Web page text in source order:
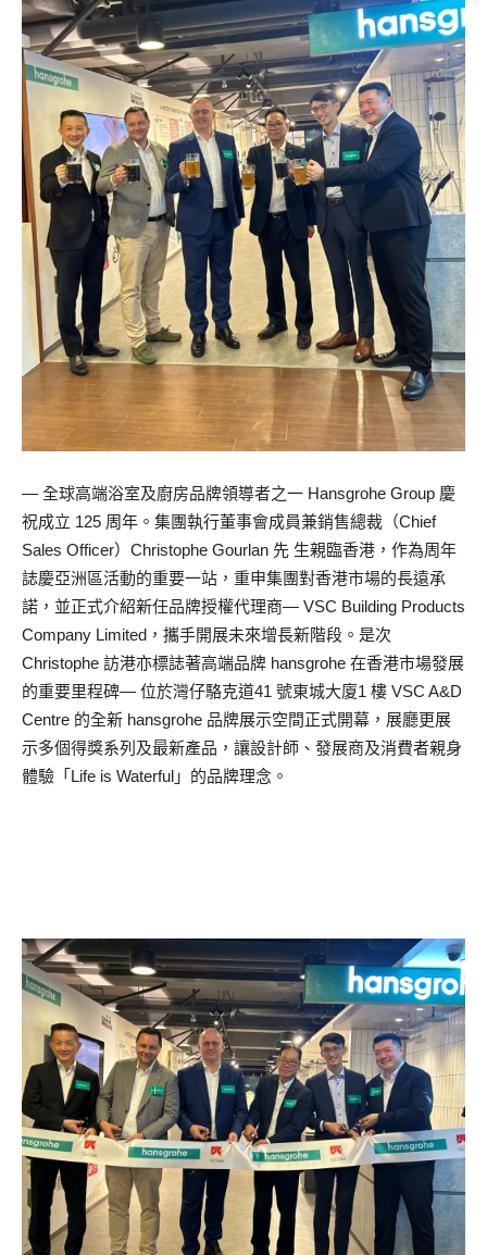
— 全球高端浴室及廚房品牌領導者之一 Hansgrohe Group 慶
祝成立 125 周年。集團執行董事會成員兼銷售總裁（Chief
Sales Officer）Christophe Gourlan 先 生親臨香港，作為周年
誌慶亞洲區活動的重要一站，重申集團對香港市場的長遠承
諾，並正式介紹新任品牌授權代理商— VSC Building Products
Company Limited，攜手開展未來增長新階段。是次
Christophe 訪港亦標誌著高端品牌 hansgrohe 在香港市場發展
的重要里程碑— 位於灣仔駱克道41 號東城大廈1 樓 VSC A&D
Centre 的全新 hansgrohe 品牌展示空間正式開幕，展廳更展
示多個得獎系列及最新產品，讓設計師、發展商及消費者親身
體驗「Life is Waterful」的品牌理念。